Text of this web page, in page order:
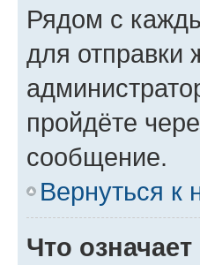
Рядом с
для отправки
пройдёте
сообщение.
Вернуться к
Что